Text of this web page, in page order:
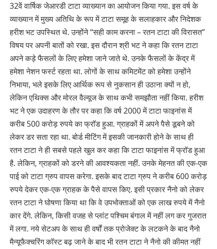
32वें वार्षिक जेआरडी टाटा व्याख्यान का आयोजन किया गया. इस वर्ष के
व्याख्यान में मुख्य अतिथि के रूप में टाटा समूह के सलाहकार और निदेशक
हरीश भट उपस्थित थे. उन्होंने “सही काम करना – रतन टाटा की विरासत”
विषय पर अपनी बातों को रखा. इस दौरान श्री भट ने कहा कि रतन टाटा
अपने कड़े फैसलों के लिए हमेशा जाने जाते थे. उनके फैसलों के केंद्र में
हमेशा नेशन फर्स्ट रहता था. लोगों के साथ कमिटमेंट को हमेशा उन्होंने
निभाया, भले इसके लिए आर्थिक रूप से नुकसान ही उठाना क्यों न हो,
लेकिन एथिक्स और मोरल वैल्यूज के साथ कभी समझौता नहीं किया. हरीश
भट ने एक उदाहरण के तौर पर कहा कि वर्ष 2000 में टाटा फाइनांस में
करीब 500 करोड़ रुपये का फ्रॉड हुआ. ग्राहकों में अपने पैसे डूबने को
लेकर डर सता रहा था. बोर्ड मीटिंग में इसकी जानकारी होने के साथ ही
रतन टाटा ने ही सबसे पहले खुल कर कहा कि टाटा फाइनांस में फ्रॉड हुआ
है. लेकिन, ग्राहकों को डरने की आवश्यकता नहीं. उनके मेहनत की एक-एक
पाई को टाटा ग्रुप वापस करेगा. इसके बाद टाटा ग्रुप ने करीब 600 करोड़
रुपये देकर एक-एक ग्राहक के पैसे वापस किए. इसी प्रकार नैनो को लेकर
रतन टाटा ने घोषणा किया था कि वे उपभोक्ताओं को एक लाख रुपये में नैनो
कार देंगे. लेकिन, किसी वजह से प्लांट पश्चिम बंगाल में नहीं लग कर गुजरात
में लगा. नये सेटअप के साथ ही वर्षों तक प्रोजेक्ट के लटकने के बाद नैनो
मैन्यूफैक्चरिंग कॉस्ट बढ़ जाने के बाद भी रतन टाटा ने नैनो की कीमत नहीं